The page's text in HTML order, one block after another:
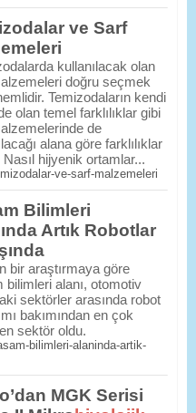
ve Sarf
kullanılacak olan
doğru seçmek
Temizodaların kendi
olan temel farklılıklar gibi
de
alana göre farklılıklar
Nasıl hijyenik ortamlar...
ve-sarf-malzemeleri
Bilimleri
Artık Robotlar
bir araştırmaya göre
bilimleri alanı, otomotiv
sektörler arasında robot
bakımından en çok
sektör oldu.
bilimleri-alaninda-artik-
MGK Serisi